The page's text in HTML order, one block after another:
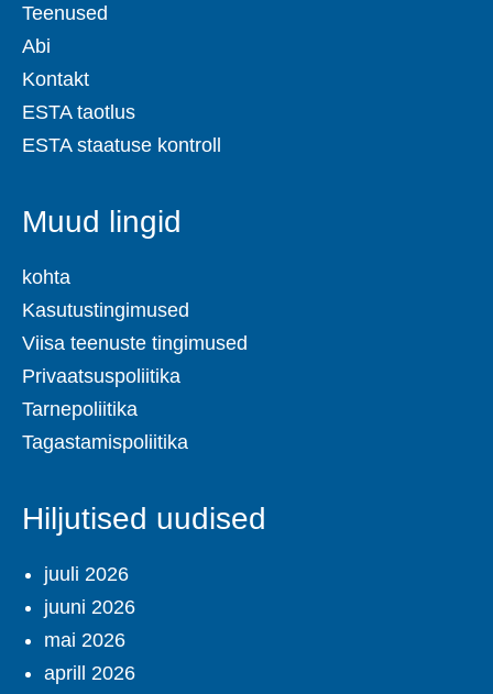
Teenused
Abi
Kontakt
ESTA taotlus
ESTA staatuse kontroll
Muud lingid
kohta
Kasutustingimused
Viisa teenuste tingimused
Privaatsuspoliitika
Tarnepoliitika
Tagastamispoliitika
Hiljutised uudised
juuli 2026
juuni 2026
mai 2026
aprill 2026